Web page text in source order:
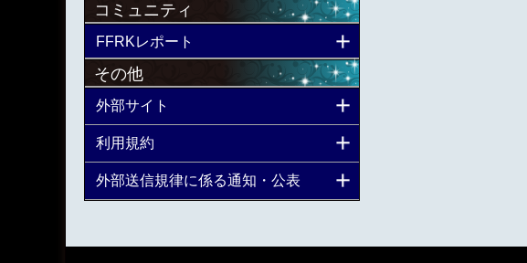
コミュニティ
FFRKレポート
その他
外部サイト
利用規約
外部送信規律に係る通知・公表